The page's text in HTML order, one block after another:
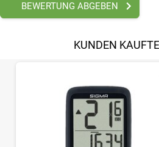
BEWERTUNG ABGEBEN
KUNDEN